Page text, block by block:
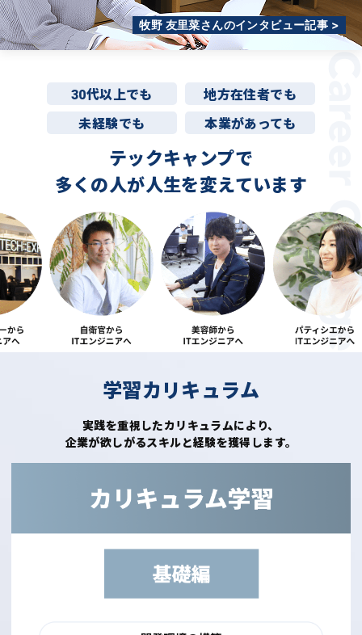
牧野 友里菜さんのインタビュー記事 >
30代以上でも
地方在住者でも
未経験でも
本業があっても
テックキャンプで
多くの人が人生を変えています
学習カリキュラム
実践を重視したカリキュラムにより、
企業が欲しがるスキルと経験を獲得します。